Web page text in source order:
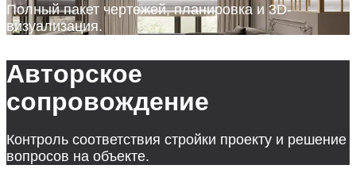
Полный пакет чертежей, планировка и 3D-
визуализация.
Авторское
сопровождение
Контроль соответствия стройки проекту и решение
вопросов на объекте.